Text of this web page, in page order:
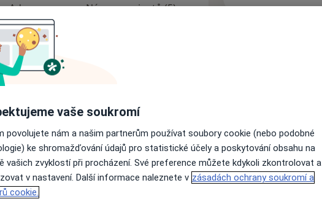
Adresy Názory pacientů (5)
nejsou k dispozici
informace o svých službách.
vaše soukromí
povolujete nám a našim partnerům používat soubory cookie (nebo podobné
ke shromažďování údajů pro statistické účely a poskytování obsahu na
vašich zvyklostí při procházení. Své preference můžete kdykoli zkontrolovat a
v nastavení. Další informace naleznete v zásadách ochrany soukromí a
cookie.